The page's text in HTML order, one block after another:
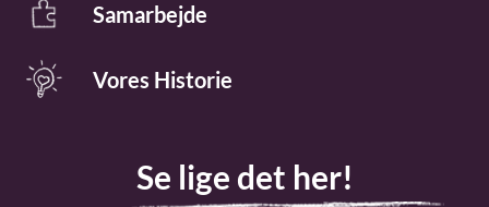
Samarbejde
Vores Historie
Se lige det her!